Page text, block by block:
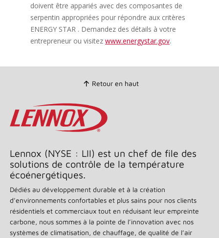
doivent être appariés avec des composantes de
serpentin appropriées pour répondre aux critères
ENERGY STAR . Demandez des détails à votre
entrepreneur ou visitez www.energystar.gov.
Retour en haut
Lennox (NYSE : LII) est un chef de file des
solutions de contrôle de la température
écoénergétiques.
Dédiés au développement durable et à la création
d’environnements confortables et plus sains pour nos clients
résidentiels et commerciaux tout en réduisant leur empreinte
carbone, nous sommes à la pointe de l’innovation avec nos
systèmes de climatisation, de chauffage, de qualité de l’air